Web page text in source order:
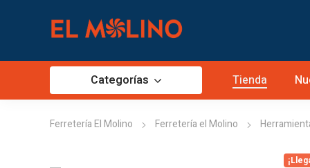
Categorías Tienda
Ferretería El Molino Ferretería el Molino